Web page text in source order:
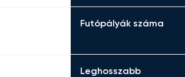
Futópályák száma
Leghosszabb